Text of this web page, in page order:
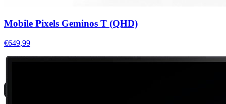
Mobile Pixels Geminos T (QHD)
€649,99